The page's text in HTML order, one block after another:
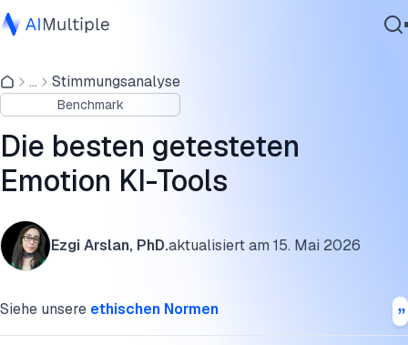
Agentische KI
Cybersicherheit
Daten
Unternehmenssoftware
Dienstleistungen
... Stimmungsanalyse
Benchmark
Die besten getesteten
Emotion KI-Tools
Ezgi Arslan, PhD.aktualisiert am 15. Mai 2026
Siehe unsere ethischen Normen
Vergleich affektiver Computing-Tools
Mangold Observation Studio
Imentiv KI